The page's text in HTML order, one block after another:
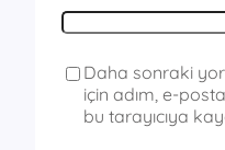
Daha sonraki
için adım, e-
bu tarayıcıya